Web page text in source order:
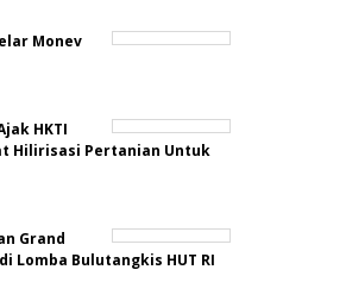
Monev
HKTI
Hilirisasi Pertanian Untuk
Grand
Lomba Bulutangkis HUT RI